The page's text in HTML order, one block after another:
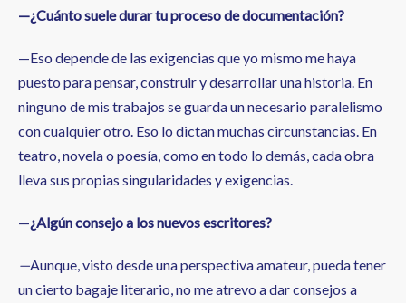
—¿Cuánto suele durar tu proceso de documentación?
—Eso depende de las exigencias que yo mismo me haya
puesto para pensar, construir y desarrollar una historia. En
ninguno de mis trabajos se guarda un necesario paralelismo
con cualquier otro. Eso lo dictan muchas circunstancias. En
teatro, novela o poesía, como en todo lo demás, cada obra
lleva sus propias singularidades y exigencias.
—¿Algún consejo a los nuevos escritores?
—Aunque, visto desde una perspectiva amateur, pueda tener
un cierto bagaje literario, no me atrevo a dar consejos a